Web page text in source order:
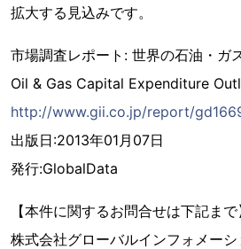
拡大する見込みです。
市場調査レポート: 世界の石油・ガ
Oil & Gas Capital Expenditure
http://www.gii.co.jp/report/
出版日:2013年01月07日
発行:GlobalData
【本件に関するお問合せは下記まで
株式会社グローバルインフォメーシ